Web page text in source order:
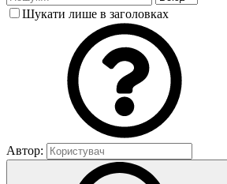
Шукати лише в заголовках
Автор: